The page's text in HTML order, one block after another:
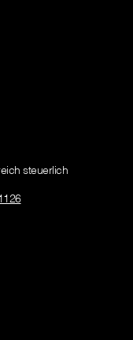
steuerlich